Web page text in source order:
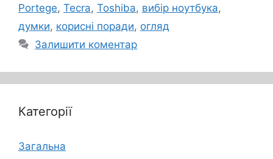
Portege, Tecra, Toshiba, вибір ноутбука,
думки, корисні поради, огляд
Залишити коментар
Категорії
Загальна